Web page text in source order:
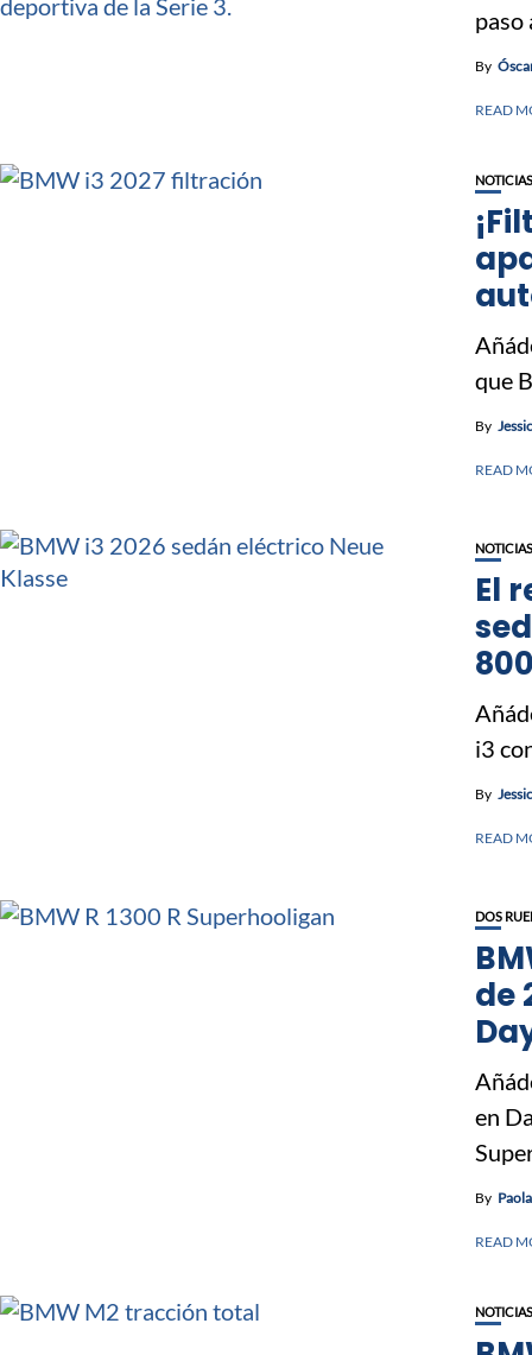
paso
By
READ
NOTICIAS
que
By
READ
NOTICIAS
El
i3
By
READ
DOS
de
en
By
READ
NOTICIAS